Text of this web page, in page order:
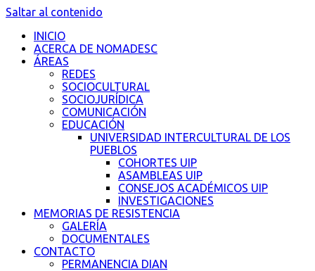
Saltar al contenido
INICIO
ACERCA DE NOMADESC
ÁREAS
REDES
SOCIOCULTURAL
SOCIOJURÍDICA
COMUNICACIÓN
EDUCACIÓN
UNIVERSIDAD INTERCULTURAL DE LOS
PUEBLOS
COHORTES UIP
ASAMBLEAS UIP
CONSEJOS ACADÉMICOS UIP
INVESTIGACIONES
MEMORIAS DE RESISTENCIA
GALERÍA
DOCUMENTALES
CONTACTO
PERMANENCIA DIAN